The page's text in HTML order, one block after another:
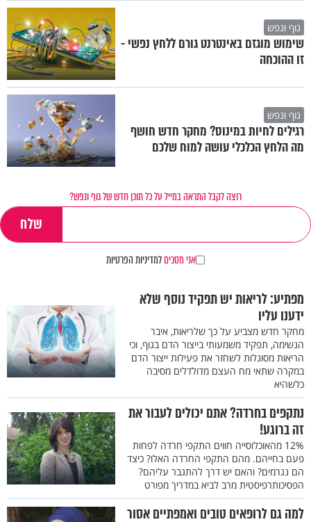
גוף ונפש
שימוש מוגזם באינטרנט גורם ללחץ נפשי -
זו ההוכחה
גוף ונפש
רגילים לחיות במינוס? מחקר חדש חושף
מה הלחץ הכלכלי עושה למוח שלכם
רוצה לקבל התראה במייל על כל תוכן חדש של גוף ונפש?
אני מסכיםלמדיניות הפרטיות
מפתיע: לריאות יש תפקיד נוסף שלא
ידענו עליו
מחקר חדש מצביע על כך שלריאות, איבר
הנשימה, תפקיד משמעותי בייצור הדם בגוף, וכי
הריאות מסוגלות לשחזר את פעילות ייצור הדם
במקרה שתאי מח העצם מדולדלים מסיבה
כלשהיא
נתקפים בחרדה? אתם יכולים לעבור את
זה ברוגע!
12% מהאוכלוסייה חווים התקפי חרדה לפחות
פעם בחייהם. מהם התקפי החרדה האלו? כיצד
הם נגרמים? והאם יש דרך להתגבר עליהם?
הפסיכותרפיסטית מרב לביא במדריך מפורט
למה גם לרופאים טובים ואמפתיים אסור